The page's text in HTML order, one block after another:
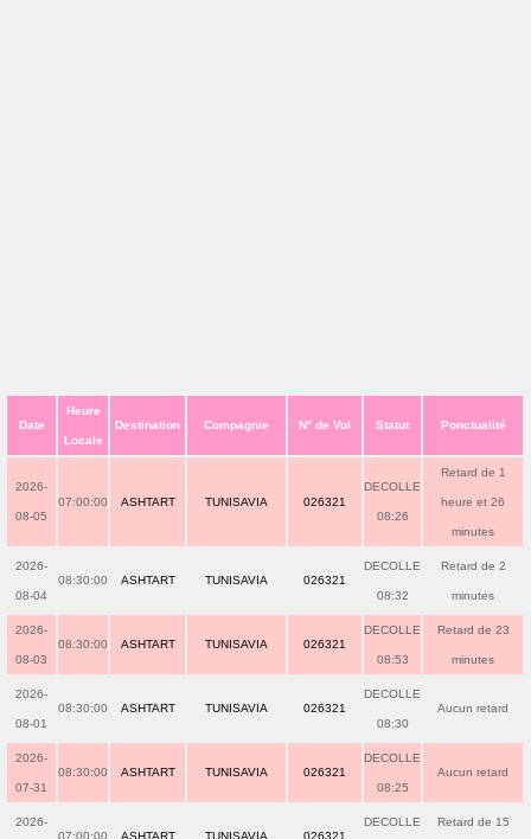
Date
Heure
Locale
Destination Compagnie N° de Vol Statut Ponctualité
2026-
08-05
07:00:00 ASHTART TUNISAVIA 026321
DECOLLE
08:26
Retard de 1
heure et 26
minutes
2026-
08-04
08:30:00 ASHTART TUNISAVIA 026321
DECOLLE
08:32
Retard de 2
minutes
2026-
08-03
08:30:00 ASHTART TUNISAVIA 026321
DECOLLE
08:53
Retard de 23
minutes
2026-
08-01
08:30:00 ASHTART TUNISAVIA 026321
DECOLLE
08:30
Aucun retard
2026-
07-31
08:30:00 ASHTART TUNISAVIA 026321
DECOLLE
08:25
Aucun retard
2026-
07:00:00 ASHTART TUNISAVIA 026321
DECOLLE Retard de 15